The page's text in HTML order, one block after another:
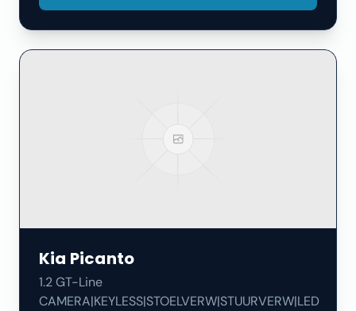
Kia Picanto
1.2 GT-Line
CAMERA|KEYLESS|STOELVERW|STUURVERW|LED